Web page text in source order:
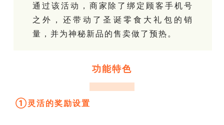
通过该活动，商家除了绑定顾客手机号
之外，还带动了圣诞零食大礼包的销
量，并为神秘新品的售卖做了预热。
功能特色
①灵活的奖励设置